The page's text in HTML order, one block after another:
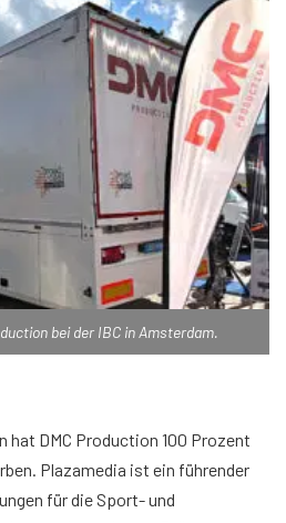
bei der IBC in Amsterdam.
hat DMC Production 100 Prozent
Plazamedia ist ein führender
für die Sport- und